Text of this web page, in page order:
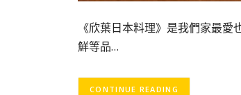
《欣葉日本料理》是我們家最
鮮等品…
CONTINUE READING